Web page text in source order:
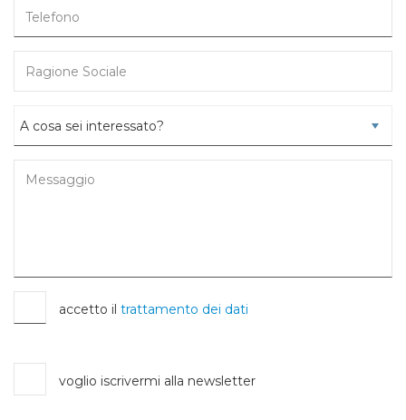
accetto il trattamento dei dati
voglio iscrivermi alla newsletter